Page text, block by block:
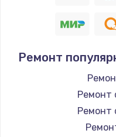
Замена /
Ремонт
Ремонт
Ремонт